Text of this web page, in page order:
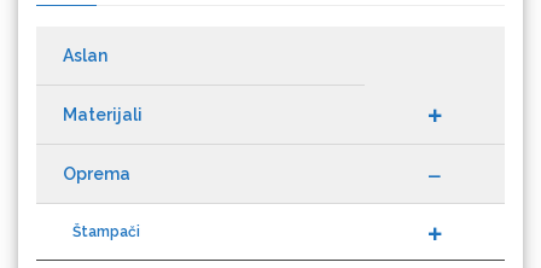
Datacolor
Materijali
Oprema